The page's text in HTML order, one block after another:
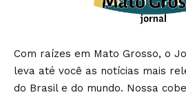
Com raízes em Mato Grosso, o
leva até você as notícias mais
do Brasil e do mundo. Nossa